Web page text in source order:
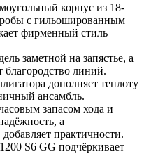
корпус из 18-
с гильошированным
фирменный стиль
заметной на запястье, а
благородство линий.
дополняет теплоту
ансамбль.
запасом хода и
а
практичности.
S6 GG подчёркивает